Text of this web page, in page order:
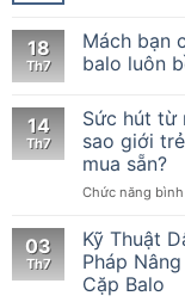
18
Th7
Mách bạn
balo luôn
14
Th7
Sức hút từ
sao giới
mua sẵn?
Chức năng
03
Th7
Kỹ Thuật
Pháp
Cặp Balo